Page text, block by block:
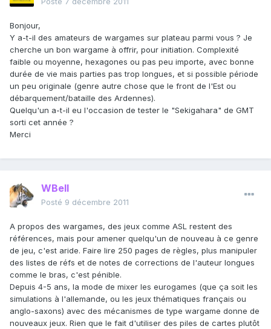
Bonjour,
Y a-t-il des amateurs de wargames sur plateau parmi vous ? Je
cherche un bon wargame à offrir, pour initiation. Complexité
faible ou moyenne, hexagones ou pas peu importe, avec bonne
durée de vie mais parties pas trop longues, et si possible période
un peu originale (genre autre chose que le front de l'Est ou
débarquement/bataille des Ardennes).
Quelqu'un a-t-il eu l'occasion de tester le "Sekigahara" de GMT
sorti cet année ?
Merci
WBell
Posté 9 décembre 2011
A propos des wargames, des jeux comme ASL restent des
références, mais pour amener quelqu'un de nouveau à ce genre
de jeu, c'est aride. Faire lire 250 pages de règles, plus manipuler
des listes de réfs et de notes de corrections de l'auteur longues
comme le bras, c'est pénible.
Depuis 4-5 ans, la mode de mixer les eurogames (que ça soit les
simulations à l'allemande, ou les jeux thématiques français ou
anglo-saxons) avec des mécanismes de type wargame donne de
nouveaux jeux. Rien que le fait d'utiliser des piles de cartes plutôt